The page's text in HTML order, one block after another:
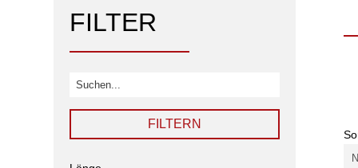
FILTER
FILTERN